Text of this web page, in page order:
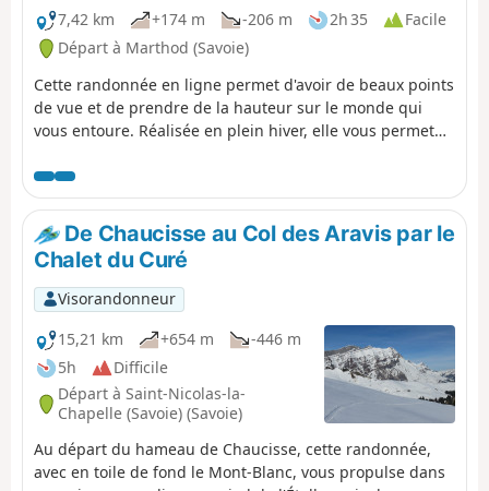
7,42 km
+174 m -206 m 2h 35
Facile
Départ à Marthod (Savoie)
Cette randonnée en ligne permet d'avoir de beaux points
de vue et de prendre de la hauteur sur le monde qui
vous entoure. Réalisée en plein hiver, elle vous permet
qui ont revêtu leurs manteaux blancs.
De Chaucisse au Col des Aravis par le
Chalet du Curé
Visorandonneur
15,21 km
+654 m
-446 m
5h
Difficile
Départ à Saint-Nicolas-la-
Chapelle (Savoie) (Savoie)
Au départ du hameau de Chaucisse, cette randonnée,
avec en toile de fond le Mont-Blanc, vous propulse dans